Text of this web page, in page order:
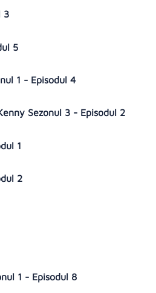
3
5
1 - Episodul 4
Sezonul 3 - Episodul 2
1
2
1 - Episodul 8